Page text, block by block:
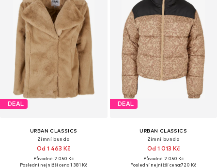
DEAL
URBAN CLASSICS
Zimní bunda
Od 1 463 Kč
Původně: 2 050 Kč
Poslední nejnižší cena:1 381 Kč
DEAL
URBAN CLASSICS
Zimní bunda
Od 1 013 Kč
Původně: 2 050 Kč
Poslední nejnižší cena:720 Kč